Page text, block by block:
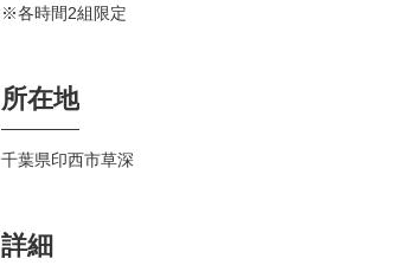
※各時間2組限定
所在地
千葉県印西市草深
詳細